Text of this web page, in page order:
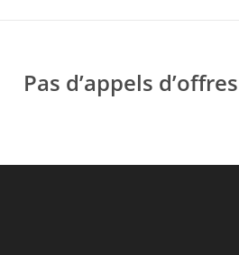
Pas d’appels